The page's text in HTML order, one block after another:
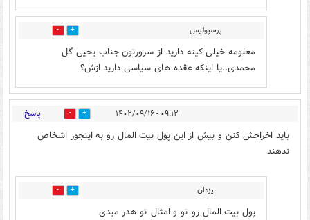
پرسپولیس 4
معلومه خیلی کینه دارید از سرورتون جناب یحیی گل
محمدی..یا اینکه عقده های سیاسی دارید ازش؟
۰۹:۱۲ - ۱۴۰۲/۰۹/۱۶ 16 پاسخ
باید اخراجش کنن و بیش از این پول بیت المال رو به اینجور اشخاص
ندهند
یزدان 6
پول بیت المال رو تو و امثال تو هدر میدی